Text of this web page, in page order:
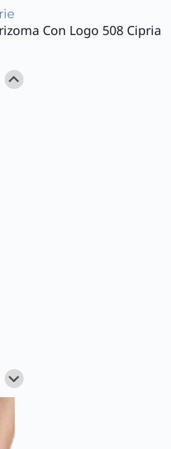
Con Logo 508 Cipria